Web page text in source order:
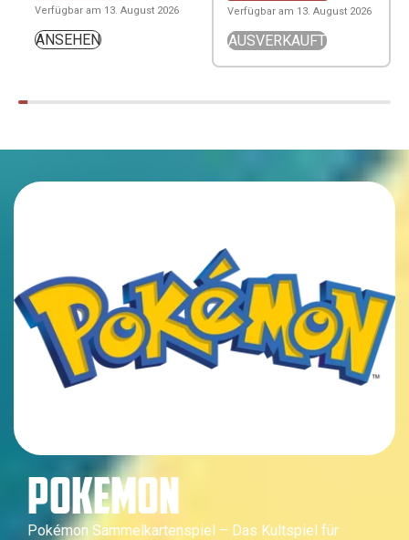
Verfügbar am 13. August 2026
ANSEHEN
Verfügbar am 13. August 2026
AUSVERKAUFT
POKEMON
Pokémon Sammelkartenspiel – Das Kultspiel für